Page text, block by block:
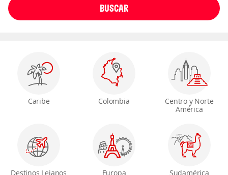
Caribe Colombia
Centro y Norte
América
Destinos Lejanos Europa Sudamérica